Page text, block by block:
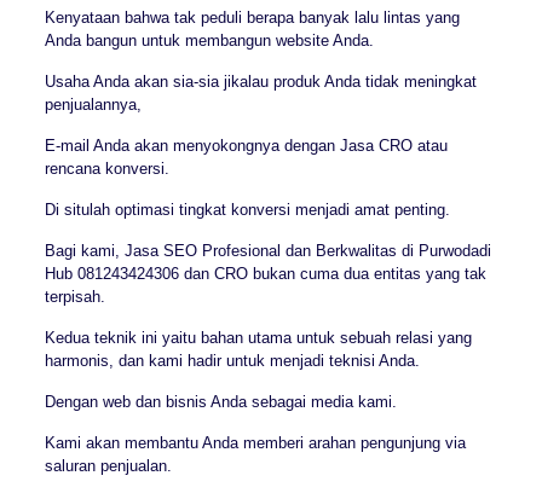
Kenyataan bahwa tak peduli berapa banyak lalu lintas yang
Anda bangun untuk membangun website Anda.
Usaha Anda akan sia-sia jikalau produk Anda tidak meningkat
penjualannya,
E-mail Anda akan menyokongnya dengan Jasa CRO atau
rencana konversi.
Di situlah optimasi tingkat konversi menjadi amat penting.
Bagi kami, Jasa SEO Profesional dan Berkwalitas di Purwodadi
Hub 081243424306 dan CRO bukan cuma dua entitas yang tak
terpisah.
Kedua teknik ini yaitu bahan utama untuk sebuah relasi yang
harmonis, dan kami hadir untuk menjadi teknisi Anda.
Dengan web dan bisnis Anda sebagai media kami.
Kami akan membantu Anda memberi arahan pengunjung via
saluran penjualan.